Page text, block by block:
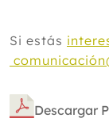
Si estás
Descargar